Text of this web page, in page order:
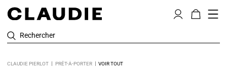
Rechercher
CLAUDIE PIERLOT PRÊT-À-PORTER VOIR TOUT